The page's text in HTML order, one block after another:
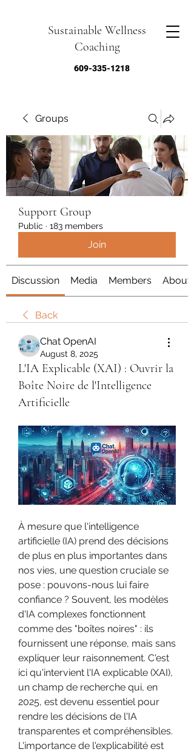
Sustainable Wellness
Coaching
609-335-1218
Groups
Support Group
Public · 183 members
Join
Discussion Media Members About
Back
Chat OpenAI
August 8, 2025
L'IA Explicable (XAI) : Ouvrir la
Boîte Noire de l'Intelligence
Artificielle
À mesure que l'intelligence
artificielle (IA) prend des décisions
de plus en plus importantes dans
nos vies, une question cruciale se
pose : pouvons-nous lui faire
confiance ? Souvent, les modèles
d'IA complexes fonctionnent
comme des "boîtes noires" : ils
fournissent une réponse, mais sans
expliquer leur raisonnement. C'est
ici qu'intervient l'IA explicable (XAI),
un champ de recherche qui, en
2025, est devenu essentiel pour
rendre les décisions de l'IA
transparentes et compréhensibles.
L'importance de l'explicabilité est